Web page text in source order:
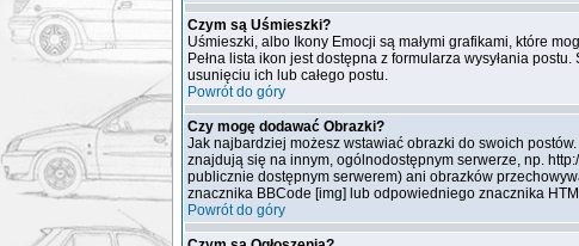
Czym są Uśmieszki?
Uśmieszki, albo Ikony Emocji są małymi grafikami, które
Pełna lista ikon jest dostępna z formularza wysyłania
usunięciu ich lub całego postu.
Powrót do góry
Czy mogę dodawać Obrazki?
Jak najbardziej możesz wstawiać obrazki do swoich
znajdują się na innym, ogólnodostępnym serwerze, np.
publicznie dostępnym serwerem) ani obrazków
znacznika BBCode [img] lub odpowiedniego znacznika
Powrót do góry